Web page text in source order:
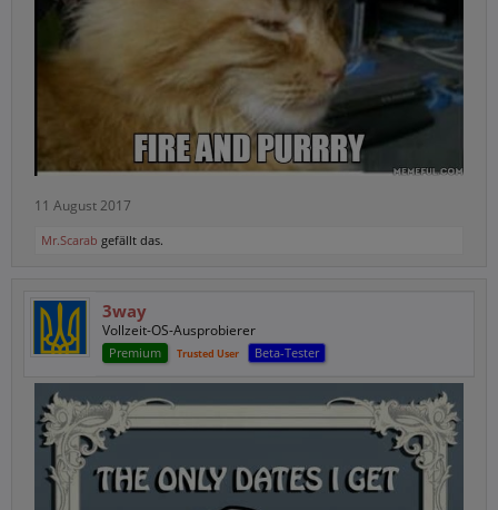
11 August 2017
Mr.Scarab gefällt das.
3way
Vollzeit-OS-Ausprobierer
Premium Trusted User Beta-Tester